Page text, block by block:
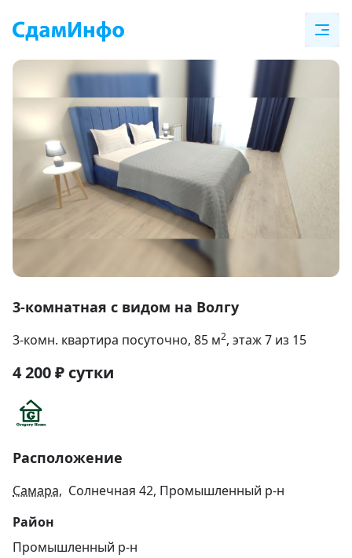
1
17
3-комнатная с видом на Волгу
3-комн. квартира посуточно, 85 м2, этаж 7 из 15
4 200₽ сутки
Расположение
Самара, Солнечная 42, Промышленный р-н
Район
Промышленный р-н